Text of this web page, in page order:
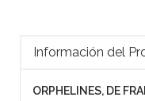
Información del
ORPHELINES, DE